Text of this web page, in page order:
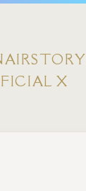
STORY
X